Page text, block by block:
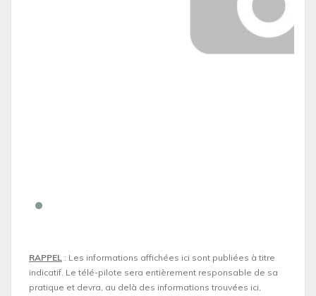
RAPPEL : Les informations affichées ici sont publiées à titre
indicatif. Le télé-pilote sera entièrement responsable de sa
pratique et devra, au delà des informations trouvées ici,